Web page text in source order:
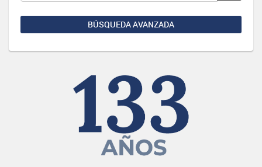
BÚSQUEDA AVANZADA